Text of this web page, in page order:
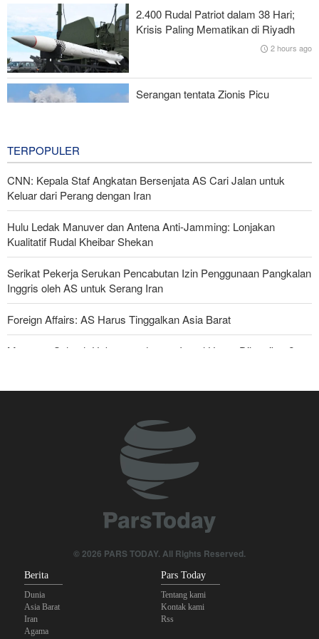
Gagal, Respons Militer Diperlukan
Menuju Pendidikan Tinggi Global; Iran-Indonesia Sepakati Kerja
Sama STEM
2.400 Rudal Patriot dalam 38 Hari;
Krisis Paling Mematikan di Riyadh
2 hours ago
Serangan tentata Zionis Picu
TERPOPULER
CNN: Kepala Staf Angkatan Bersenjata AS Cari Jalan untuk
Keluar dari Perang dengan Iran
Hulu Ledak Manuver dan Antena Anti-Jamming: Lonjakan
Kualitatif Rudal Kheibar Shekan
Serikat Pekerja Serukan Pencabutan Izin Penggunaan Pangkalan
Inggris oleh AS untuk Serang Iran
Foreign Affairs: AS Harus Tinggalkan Asia Barat
Mengapa Seluruh Hubungan dengan Israel Harus Dihentikan?
Joe Kent: Komunitas Intelijen AS Tahu Iran Tidak Buat Nuklir, Tapi
Suara Mereka Dibungkam
Anggota Senior Ansarullah: Pernyataan DK PBB Tidak Layak
Legislator Irak: AS Sumber Utama Instabilitas di Kawasan
Mengapa Lobi Zionis di Amerika Tidak Lagi Seefektif Dulu?
© 2026 PARS TODAY. All Rights Reserved.
Berita
Dunia
Asia Barat
Iran
Agama
Pars Today
Tentang kami
Kontak kami
Rss